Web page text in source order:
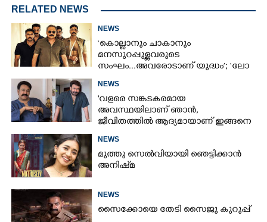
RELATED NEWS
NEWS
‘കൊല്ലാനും ചാകാനും
മനസുറപ്പുള്ളവരുടെ
സംഘം...അവരോടാണ് യുദ്ധം’; ‘ലോ
NEWS
'വളരെ സങ്കടകരമായ
അവസ്ഥയിലാണ് ഞാൻ,
ജീവിതത്തിൽ ആദ്യമായാണ് ഇങ്ങനെ
മോഹൻലാൽ
NEWS
മുത്തു സെൽവിയായി ഞെട്ടിക്കാൻ
അനിഷ്‌മ
NEWS
സൈക്കോയെ തേടി സൈജു കുറുപ്പ്